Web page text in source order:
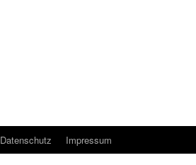
Datenschutz Impressum